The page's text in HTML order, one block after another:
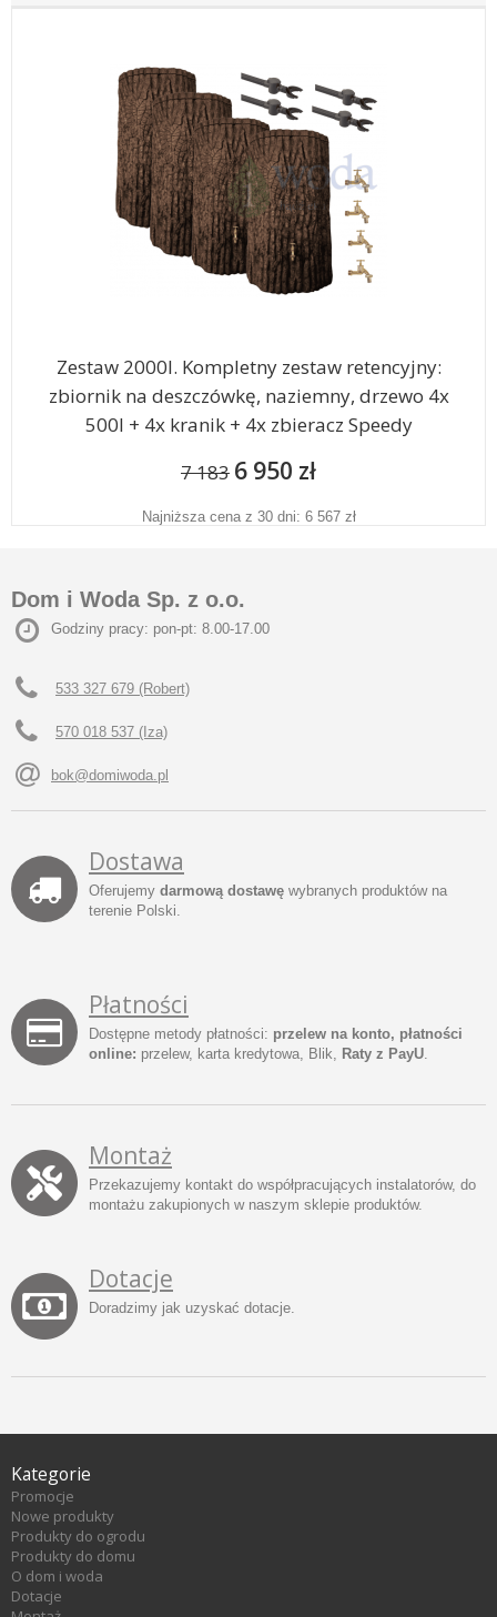
Zestaw 2000l. Kompletny zestaw retencyjny:
zbiornik na deszczówkę, naziemny, drzewo 4x
500l + 4x kranik + 4x zbieracz Speedy
7 183 6 950 zł
Najniższa cena z 30 dni: 6 567 zł
Dom i Woda Sp. z o.o.
Godziny pracy: pon-pt: 8.00-17.00
533 327 679 (Robert)
570 018 537 (Iza)
bok@domiwoda.pl
Dostawa
Oferujemy darmową dostawę wybranych produktów na
terenie Polski.
Płatności
Dostępne metody płatności: przelew na konto, płatności
online: przelew, karta kredytowa, Blik, Raty z PayU.
Montaż
Przekazujemy kontakt do współpracujących instalatorów, do
montażu zakupionych w naszym sklepie produktów.
Dotacje
Doradzimy jak uzyskać dotacje.
Kategorie
Promocje
Nowe produkty
Produkty do ogrodu
Produkty do domu
O dom i woda
Dotacje